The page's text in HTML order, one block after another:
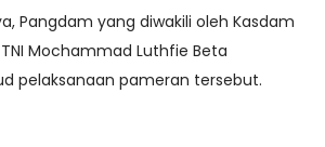
Pangdam yang diwakili oleh Kasdam
Mochammad Luthfie Beta
pelaksanaan pameran tersebut.